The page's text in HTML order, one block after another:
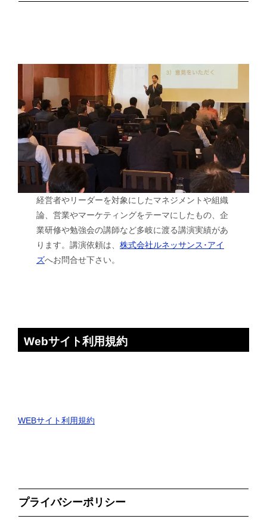
経営者やリーダーを対象にしたマネジメントや組織
論、営業やマーケティングをテーマにしたもの、企
業研修や勉強会の講師など多岐に渡る講演実績があ
ります。講演依頼は、株式会社ルネッサンス･アイ
ズへお問合せ下さい。
Webサイト利用規約
WEBサイト利用規約
プライバシーポリシー